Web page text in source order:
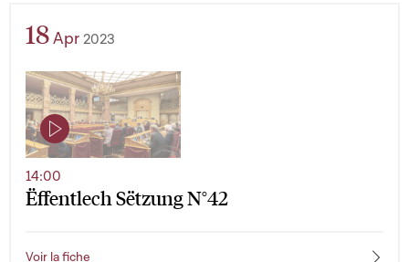
18Apr 2023
Ëffentlech Sëtzung N°42
14:00
Voir la fiche